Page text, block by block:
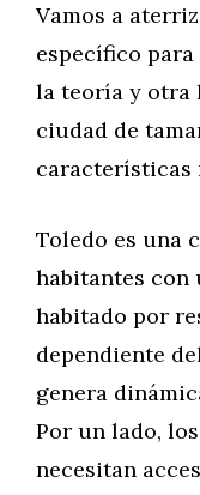
Vamos a
específico para
la teoría y otra
ciudad de
características
Toledo es una
habitantes con
habitado por
dependiente
genera
Por un lado,
necesitan